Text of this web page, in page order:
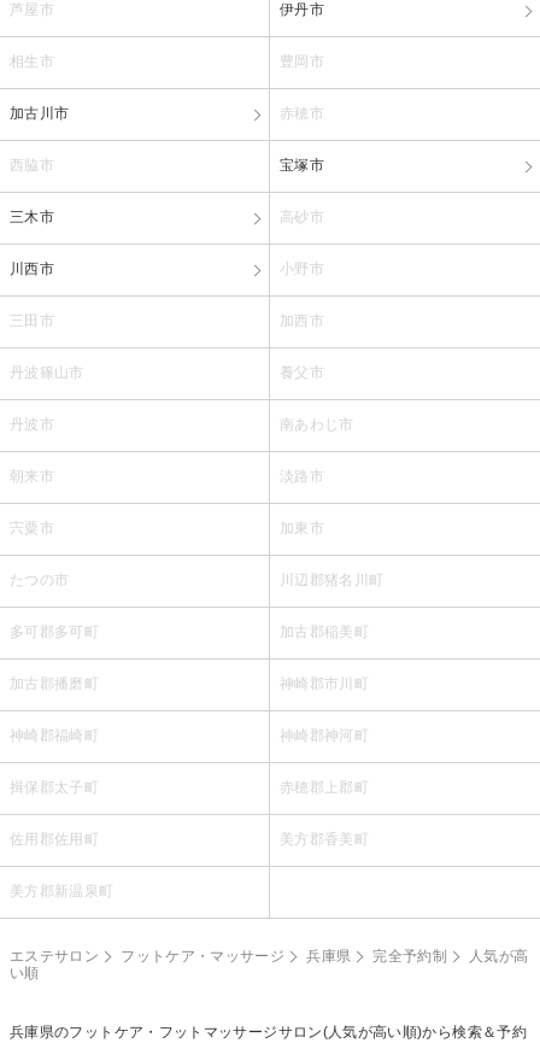
芦屋市 伊丹市
相生市 豊岡市
加古川市 赤穂市
西脇市 宝塚市
三木市 高砂市
川西市 小野市
三田市 加西市
丹波篠山市 養父市
丹波市 南あわじ市
朝来市 淡路市
宍粟市 加東市
たつの市 川辺郡猪名川町
多可郡多可町 加古郡稲美町
加古郡播磨町 神崎郡市川町
神崎郡福崎町 神崎郡神河町
揖保郡太子町 赤穂郡上郡町
佐用郡佐用町 美方郡香美町
美方郡新温泉町
エステサロン フットケア・マッサージ 兵庫県 完全予約制
人気が高
い順
兵庫県のフットケア・フットマッサージサロン(人気が高い順)から検索＆予約